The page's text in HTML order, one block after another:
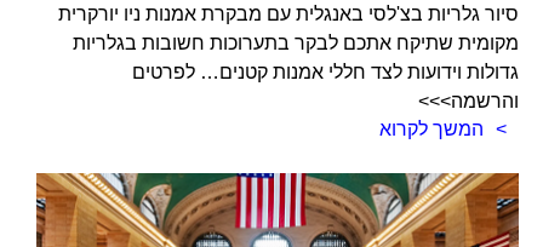
סיור גלריות בצ'לסי באנגלית עם מבקרת אמנות ניו יורקרית
מקומית שתיקח אתכם לבקר בתערוכות חשובות בגלריות
גדולות וידועות לצד חללי אמנות קטנים… לפרטים
והרשמה>>>
המשך לקרוא